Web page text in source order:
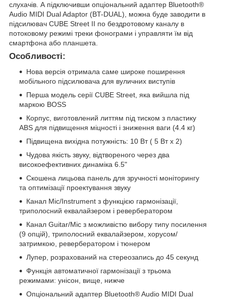
слухачів. А підключивши опціональний адаптер Bluetooth®
Audio MIDI Dual Adaptor (BT-DUAL), можна буде заводити в
підсилювач CUBE Street II по бездротовому каналу в
потоковому режимі треки фонограми і управляти їм від
смартфона або планшета.
Особливості:
Нова версія отримала саме широке поширення
мобільного підсилювача для вуличних виступів
Перша модель серії CUBE Street, яка вийшла під
маркою BOSS
Корпус, виготовлений литтям під тиском з пластику
ABS для підвищення міцності і зниження ваги (4.4 кг)
Підвищена вихідна потужність: 10 Вт ( 5 Вт х 2)
Чудова якість звуку, відтвореного через два
високоефективних динаміка 6.5"
Скошена лицьова панель для зручності моніторингу
та оптимізації проектування звуку
Канал Mic/Instrument з функцією гармонізації,
триполосний еквалайзером і ревербератором
Канал Guitar/Mic з можливістю вибору типу посилення
(9 опцій), триполосний еквалайзером, хорусом/
затримкою, ревербератором і тюнером
Лупер, розрахований на стереозапись до 45 секунд
Функція автоматичної гармонізації з трьома
режимами: унісон, вище, нижче
Опціональний адаптер Bluetooth® Audio MIDI Dual